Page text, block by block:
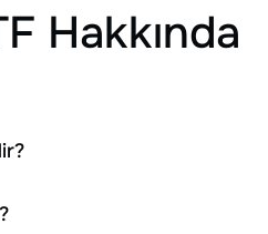
Hakkında